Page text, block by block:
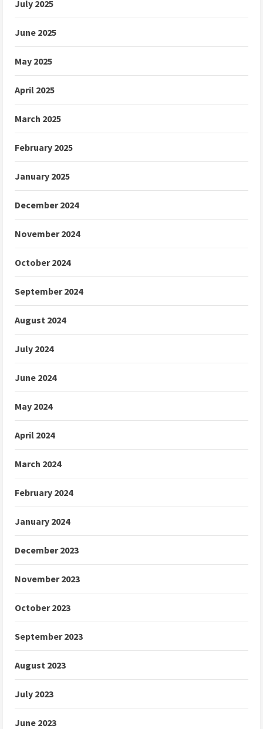
July 2025
June 2025
May 2025
April 2025
March 2025
February 2025
January 2025
December 2024
November 2024
October 2024
September 2024
August 2024
July 2024
June 2024
May 2024
April 2024
March 2024
February 2024
January 2024
December 2023
November 2023
October 2023
September 2023
August 2023
July 2023
June 2023